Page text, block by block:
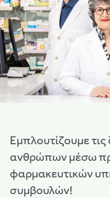
Εμπλουτίζουμε
ανθρώπων μέσω
φαρμακευτικών
συμβουλών!